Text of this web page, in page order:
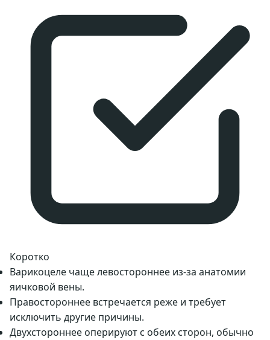
Коротко
Варикоцеле чаще левостороннее из-за анатомии
яичковой вены.
Правостороннее встречается реже и требует
исключить другие причины.
Двухстороннее оперируют с обеих сторон, обычно